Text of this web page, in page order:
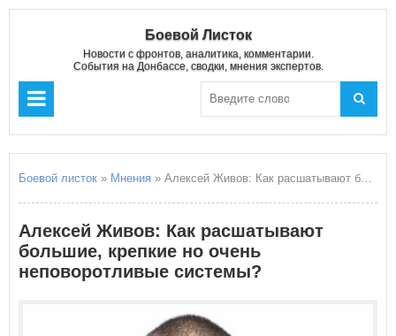
Боевой Листок
Новости с фронтов, аналитика, комментарии.
События на Донбассе, сводки, мнения экспертов.
Боевой листок » Мнения » Алексей Живов: Как расшатывают большие, крепкие но очень неповоротливые системы?
Алексей Живов: Как расшатывают
большие, крепкие но очень
неповоротливые системы?